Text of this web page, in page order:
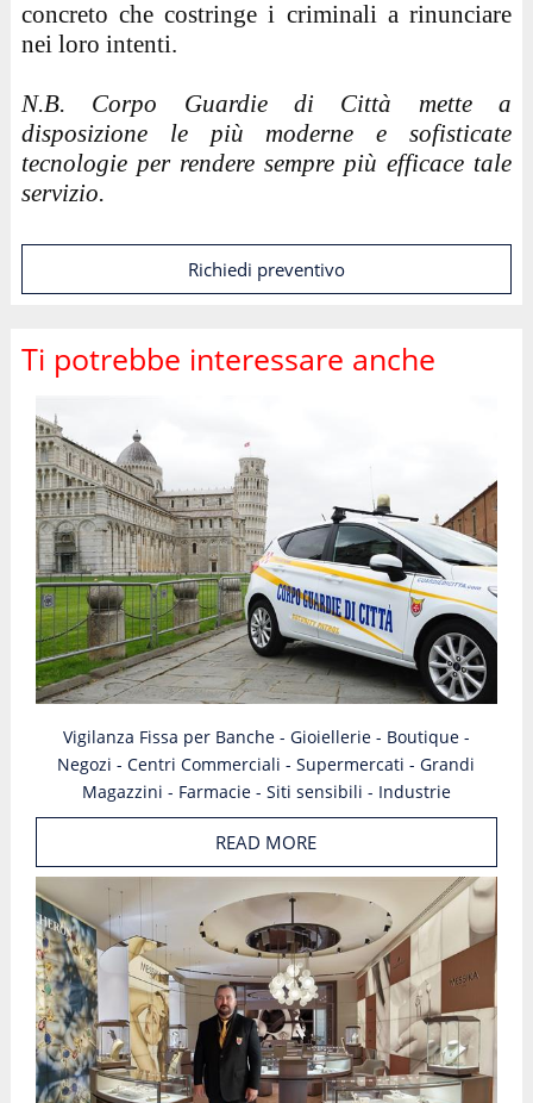
concreto che costringe i criminali a rinunciare
nei loro intenti.
N.B. Corpo Guardie di Città mette a
disposizione le più moderne e sofisticate
tecnologie per rendere sempre più efficace tale
servizio.
Richiedi preventivo
Ti potrebbe interessare anche
Vigilanza Fissa per Banche - Gioiellerie - Boutique -
Negozi - Centri Commerciali - Supermercati - Grandi
Magazzini - Farmacie - Siti sensibili - Industrie
READ MORE